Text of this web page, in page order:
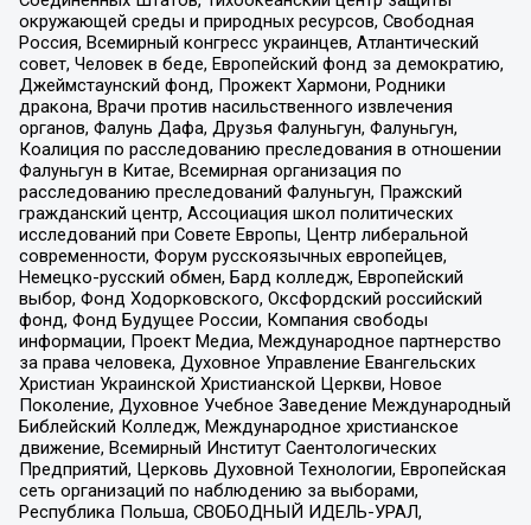
окружающей среды и природных ресурсов, Свободная
Россия, Всемирный конгресс украинцев, Атлантический
совет, Человек в беде, Европейский фонд за демократию,
Джеймстаунский фонд, Прожект Хармони, Родники
дракона, Врачи против насильственного извлечения
органов, Фалунь Дафа, Друзья Фалуньгун, Фалуньгун,
Коалиция по расследованию преследования в отношении
Фалуньгун в Китае, Всемирная организация по
расследованию преследований Фалуньгун, Пражский
гражданский центр, Ассоциация школ политических
исследований при Совете Европы, Центр либеральной
современности, Форум русскоязычных европейцев,
Немецко-русский обмен, Бард колледж, Европейский
выбор, Фонд Ходорковского, Оксфордский российский
фонд, Фонд Будущее России, Компания свободы
информации, Проект Медиа, Международное партнерство
за права человека, Духовное Управление Евангельских
Христиан Украинской Христианской Церкви, Новое
Поколение, Духовное Учебное Заведение Международный
Библейский Колледж, Международное христианское
движение, Всемирный Институт Саентологических
Предприятий, Церковь Духовной Технологии, Европейская
сеть организаций по наблюдению за выборами,
Республика Польша, СВОБОДНЫЙ ИДЕЛЬ-УРАЛ,